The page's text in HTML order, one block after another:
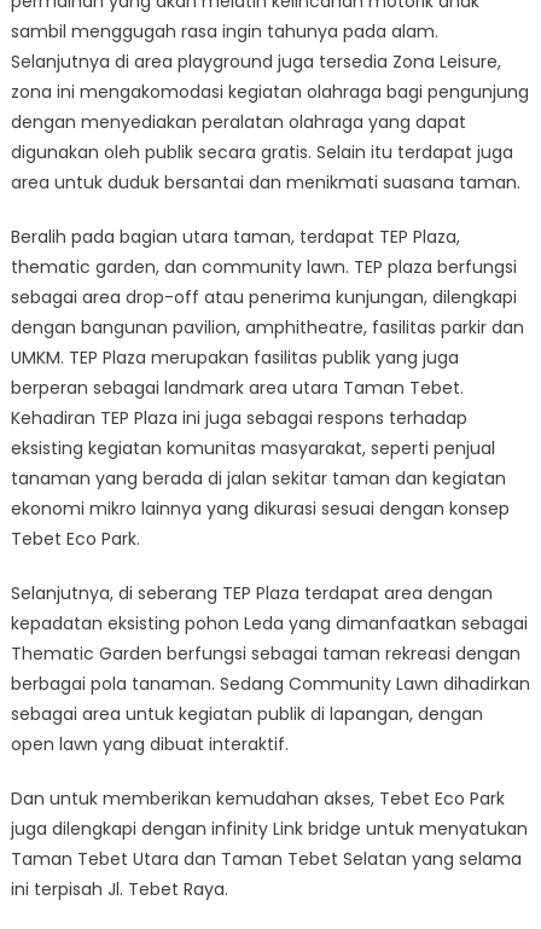
sambil menggugah rasa ingin tahunya pada alam.
Selanjutnya di area playground juga tersedia Zona Leisure,
zona ini mengakomodasi kegiatan olahraga bagi pengunjung
dengan menyediakan peralatan olahraga yang dapat
digunakan oleh publik secara gratis. Selain itu terdapat juga
area untuk duduk bersantai dan menikmati suasana taman.
Beralih pada bagian utara taman, terdapat TEP Plaza,
thematic garden, dan community lawn. TEP plaza berfungsi
sebagai area drop-off atau penerima kunjungan, dilengkapi
dengan bangunan pavilion, amphitheatre, fasilitas parkir dan
UMKM. TEP Plaza merupakan fasilitas publik yang juga
berperan sebagai landmark area utara Taman Tebet.
Kehadiran TEP Plaza ini juga sebagai respons terhadap
eksisting kegiatan komunitas masyarakat, seperti penjual
tanaman yang berada di jalan sekitar taman dan kegiatan
ekonomi mikro lainnya yang dikurasi sesuai dengan konsep
Tebet Eco Park.
Selanjutnya, di seberang TEP Plaza terdapat area dengan
kepadatan eksisting pohon Leda yang dimanfaatkan sebagai
Thematic Garden berfungsi sebagai taman rekreasi dengan
berbagai pola tanaman. Sedang Community Lawn dihadirkan
sebagai area untuk kegiatan publik di lapangan, dengan
open lawn yang dibuat interaktif.
Dan untuk memberikan kemudahan akses, Tebet Eco Park
juga dilengkapi dengan infinity Link bridge untuk menyatukan
Taman Tebet Utara dan Taman Tebet Selatan yang selama
ini terpisah Jl. Tebet Raya.